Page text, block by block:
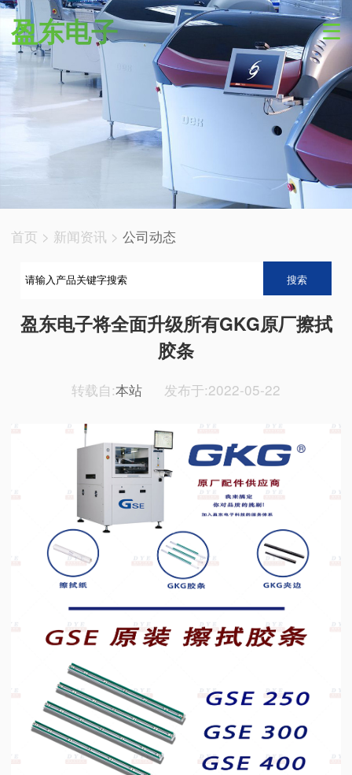
盈东电子
首页 > 新闻资讯 >公司动态
搜索
盈东电子将全面升级所有GKG原厂擦拭
胶条
转载自:本站 发布于:2022-05-22